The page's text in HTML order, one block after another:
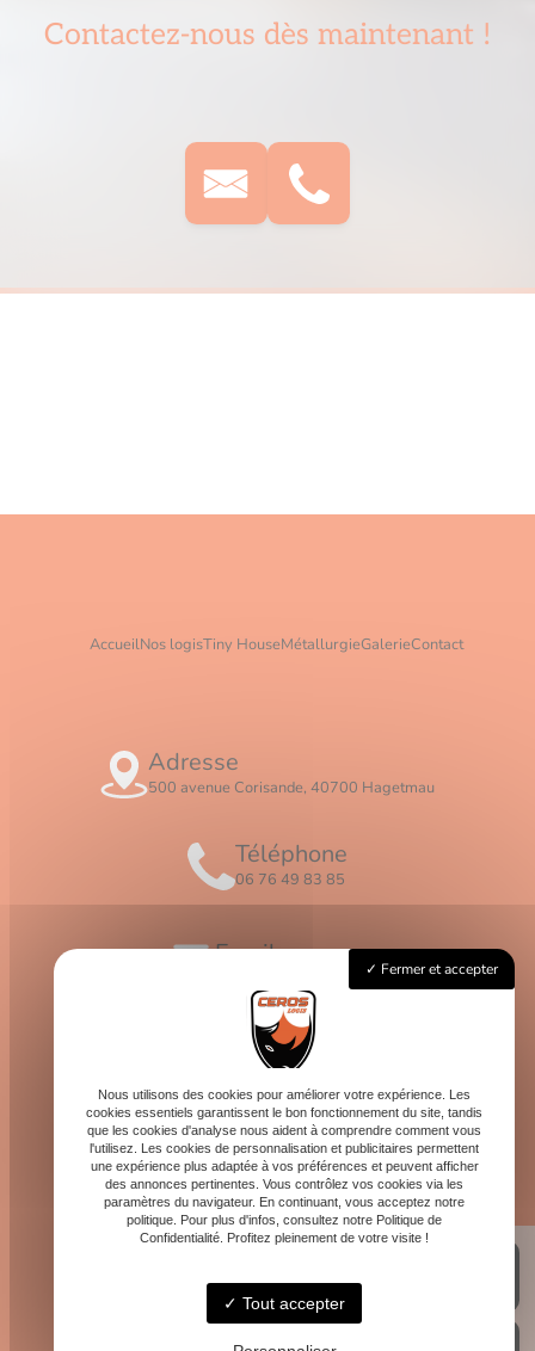
Contactez-nous dès maintenant !
AccueilNos logisTiny HouseMétallurgieGalerieContact
Adresse
500 avenue Corisande, 40700 Hagetmau
Téléphone
06 76 49 83 85
Email
contact@logis-ceros.fr
Horaires
Lundi - Vendredi : 8h - 16h
Fermer et accepter
Nous utilisons des cookies pour améliorer votre expérience. Les
cookies essentiels garantissent le bon fonctionnement du site, tandis
que les cookies d'analyse nous aident à comprendre comment vous
l'utilisez. Les cookies de personnalisation et publicitaires permettent
une expérience plus adaptée à vos préférences et peuvent afficher
des annonces pertinentes. Vous contrôlez vos cookies via les
paramètres du navigateur. En continuant, vous acceptez notre
politique. Pour plus d'infos, consultez notre Politique de
Confidentialité. Profitez pleinement de votre visite !
Tout accepter